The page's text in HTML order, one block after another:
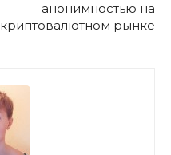
анонимностью на
криптовалютном рынке